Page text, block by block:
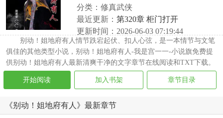
分类：修真武侠
最近更新： 第320章 柜门打开
更新时间：2026-06-03 07:19:44
别动！姐地府有人情节跌宕起伏、扣人心弦，是一本情节与文笔
俱佳的其他类型小说，别动！姐地府有人-我是宫一一-小说旗免费提
供别动！姐地府有人最新清爽干净的文字章节在线阅读和TXT下载。
开始阅读 加入书架 章节目录
《别动！姐地府有人》最新章节